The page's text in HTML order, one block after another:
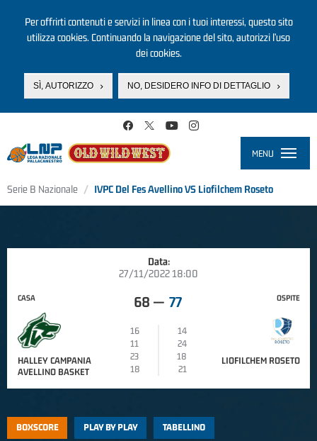
Per offrirti contenuti e servizi in linea con i tuoi interessi, questo sito
utilizza cookies. Continuando la navigazione del sito, autorizzi l’uso
dei cookies.
SÌ, AUTORIZZO NO, DESIDERO INFO DI DETTAGLIO
MENU
Serie B Nazionale IVPC Del Fes Avellino VS Liofilchem Roseto
Data:
27/11/2022 18:00
CASA
HALLEY CAMPANIA
AVELLINO BASKET
68 — 77
16
14
11
24
23
18
18
21
OSPITE
LIOFILCHEM ROSETO
BOXSCORE PLAY BY PLAY TABELLINO